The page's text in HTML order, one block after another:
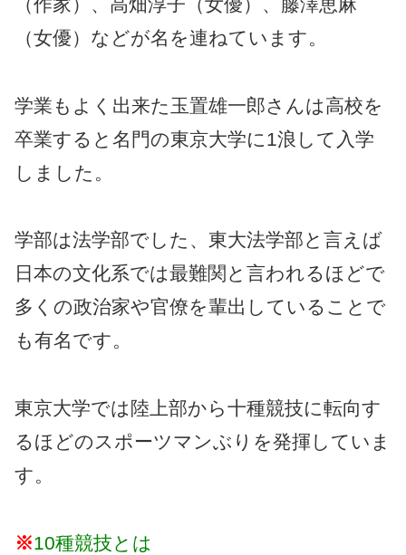
（女優）などが名を連ねています。
学業もよく出来た玉置雄一郎さんは高校を
卒業すると名門の東京大学に1浪して入学
しました。
学部は法学部でした、東大法学部と言えば
日本の文化系では最難関と言われるほどで
多くの政治家や官僚を輩出していることで
も有名です。
東京大学では陸上部から十種競技に転向す
るほどのスポーツマンぶりを発揮していま
す。
※10種競技とは